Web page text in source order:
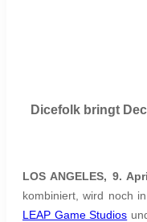
Dicefolk bringt
LOS ANGELES, 9.
kombiniert, wird noch
LEAP Game Studios